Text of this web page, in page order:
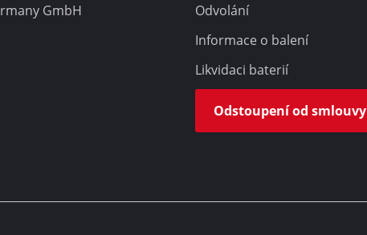
GmbH
Odvolání
Informace o balení
Likvidaci baterií
Odstoupení od smlouvy